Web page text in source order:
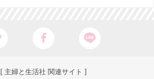
[ 主婦と生活社 関連サイト ]